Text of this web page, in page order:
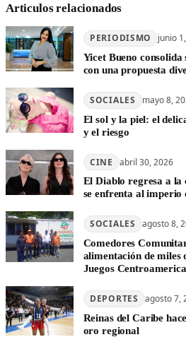
Articulos relacionados
PERIODISMO junio
Yicet Bueno
con una propuesta
SOCIALES mayo 8,
El sol y la piel: el
y el riesgo
CINE abril 30, 2026
El Diablo regresa a
se enfrenta al imperio
SOCIALES agosto 8,
Comedores
alimentación de miles
Juegos
DEPORTES agosto 7,
Reinas del Caribe
oro regional